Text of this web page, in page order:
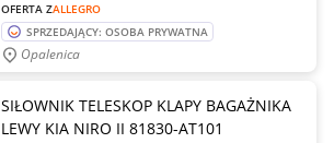
OFERTA ZALLEGRO
SPRZEDAJĄCY: OSOBA PRYWATNA
Opalenica
SIŁOWNIK TELESKOP KLAPY BAGAŻNIKA
LEWY KIA NIRO II 81830-AT101